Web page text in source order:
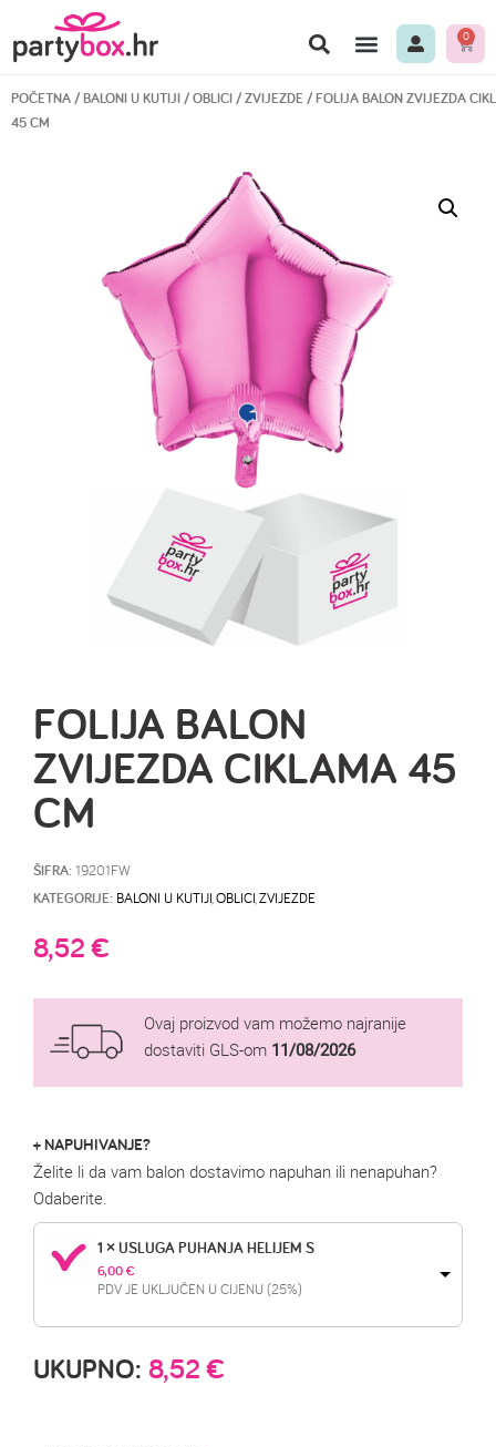
0
POČETNA/BALONI U KUTIJI/OBLICI/ZVIJEZDE/ FOLIJA BALON ZVIJEZDA
45 CM
FOLIJA BALON
ZVIJEZDA CIKLAMA 45
CM
ŠIFRA: 19201FW
KATEGORIJE: BALONI U KUTIJI OBLICI ZVIJEZDE
8,52€
Ovaj proizvod vam možemo najranije
dostaviti GLS-om 11/08/2026
+ NAPUHIVANJE?
Želite li da vam balon dostavimo napuhan ili nenapuhan?
Odaberite.
1 × USLUGA PUHANJA HELIJEM S
6,00 €
PDV JE UKLJUČEN U CIJENU (25%)
UKUPNO: 8,52€